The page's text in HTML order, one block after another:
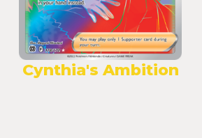
Cynthia's Ambition